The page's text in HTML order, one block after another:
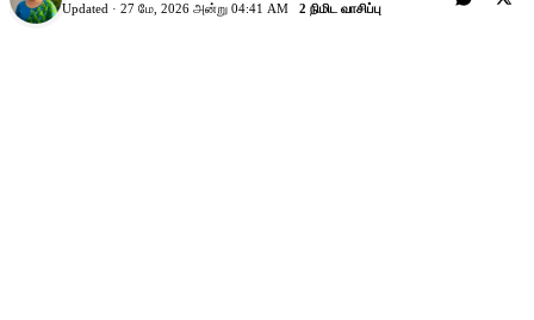
Updated · 27 மே, 2026 அன்று 04:41 AM 2 நிமிட வாசிப்பு